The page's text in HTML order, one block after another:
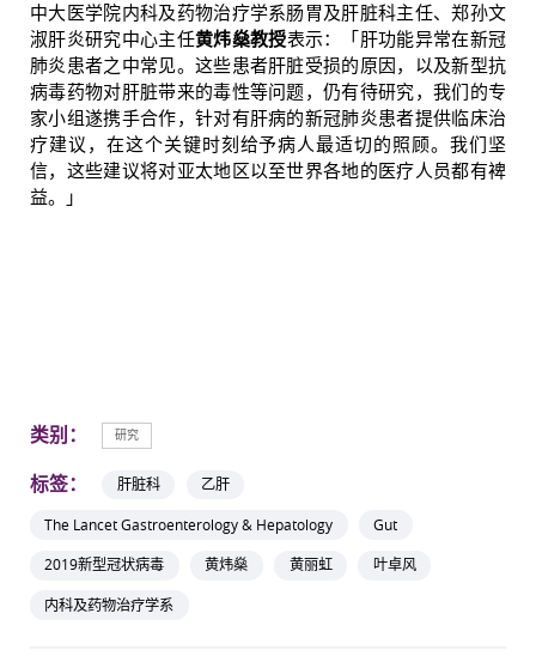
中大医学院内科及药物治疗学系肠胃及肝脏科主任、郑孙文
淑肝炎研究中心主任黄炜燊教授表示：「肝功能异常在新冠
肺炎患者之中常见。这些患者肝脏受损的原因，以及新型抗
病毒药物对肝脏带来的毒性等问题，仍有待研究，我们的专
家小组遂携手合作，针对有肝病的新冠肺炎患者提供临床治
疗建议，在这个关键时刻给予病人最适切的照顾。我们坚
信，这些建议将对亚太地区以至世界各地的医疗人员都有裨
益。」
类别： 研究
标签： 肝脏科
乙肝
The Lancet Gastroenterology & Hepatology
Gut
2019新型冠状病毒
黄炜燊 黄丽虹
叶卓风
内科及药物治疗学系